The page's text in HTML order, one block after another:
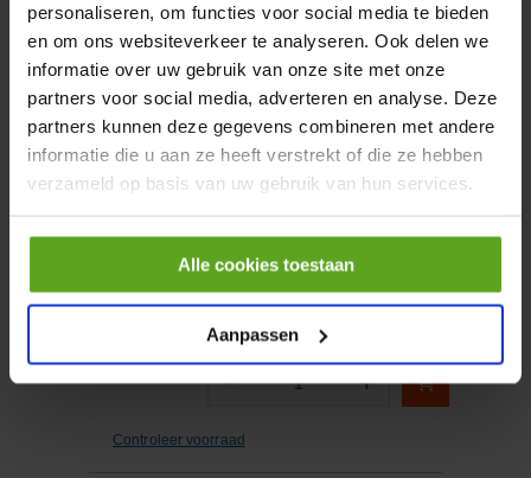
personaliseren, om functies voor social media te bieden
en om ons websiteverkeer te analyseren. Ook delen we
informatie over uw gebruik van onze site met onze
partners voor social media, adverteren en analyse. Deze
partners kunnen deze gegevens combineren met andere
informatie die u aan ze heeft verstrekt of die ze hebben
verzameld op basis van uw gebruik van hun services.
Alle cookies toestaan
Aanpassen
− Aantal +
Controleer voorraad
Vergelijken
Adapterplaat 244mm CBM
Merknaam:Scharmüller
− Aantal +
Controleer voorraad